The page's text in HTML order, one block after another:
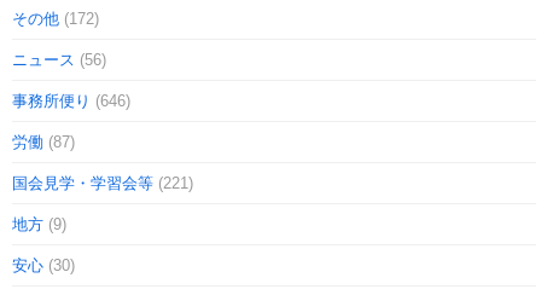
その他 (172)
ニュース (56)
事務所便り (646)
労働 (87)
国会見学・学習会等 (221)
地方 (9)
安心 (30)